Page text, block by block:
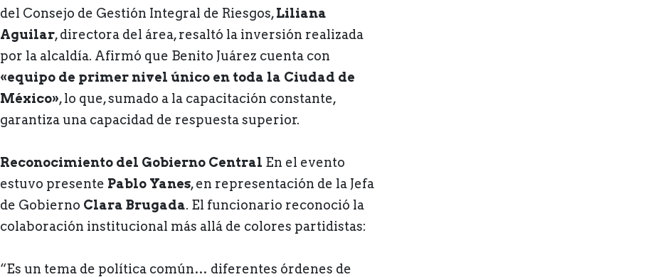
del Consejo de Gestión Integral de Riesgos,Liliana
Aguilar, directora del área, resaltó la inversión realizada
por la alcaldía. Afirmó que Benito Juárez cuenta con
«equipo de primer nivel único en toda la Ciudad de
México», lo que, sumado a la capacitación constante,
garantiza una capacidad de respuesta superior.
Reconocimiento del Gobierno Central En el evento
estuvo presente Pablo Yanes, en representación de la Jefa
de Gobierno Clara Brugada. El funcionario reconoció la
colaboración institucional más allá de colores partidistas:
“Es un tema de política común… diferentes órdenes de